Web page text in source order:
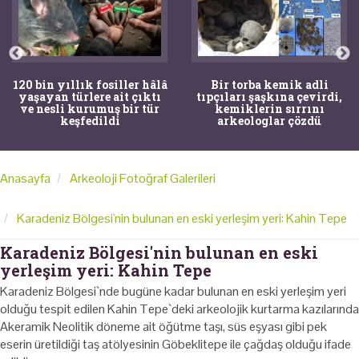
120 bin yıllık fosiller hâlâ
yaşayan türlere ait çıktı
ve nesli kurumuş bir tür
keşfedildi
Bir torba kemik adli
tıpçıları şaşkına çevirdi,
kemiklerin sırrını
arkeologlar çözdü
Anasayfa Arkeoloji Fotoğraf Galerileri
Karadeniz Bölgesi'nin bulunan en eski yerleşim yeri: Kahin Tepe
Karadeniz Bölgesi'nin bulunan en eski
yerleşim yeri: Kahin Tepe
Karadeniz Bölgesi`nde bugüne kadar bulunan en eski yerleşim yeri
olduğu tespit edilen Kahin Tepe`deki arkeolojik kurtarma kazılarında
Akeramik Neolitik döneme ait öğütme taşı, süs eşyası gibi pek
eserin üretildiği taş atölyesinin Göbeklitepe ile çağdaş olduğu ifade